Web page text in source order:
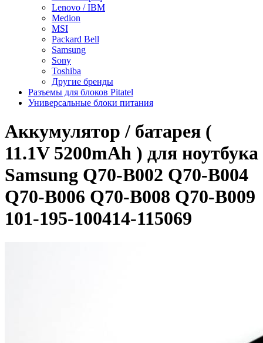
Lenovo / IBM
Medion
MSI
Packard Bell
Samsung
Sony
Toshiba
Другие бренды
Разъемы для блоков Pitatel
Универсальные блоки питания
Аккумулятор / батарея (
11.1V 5200mAh ) для ноутбука
Samsung Q70-B002 Q70-B004
Q70-B006 Q70-B008 Q70-B009
101-195-100414-115069